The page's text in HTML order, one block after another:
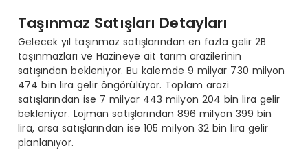
Taşınmaz Satışları Detayları
Gelecek yıl taşınmaz satışlarından en fazla gelir 2B
taşınmazları ve Hazineye ait tarım arazilerinin
satışından bekleniyor. Bu kalemde 9 milyar 730 milyon
474 bin lira gelir öngörülüyor. Toplam arazi
satışlarından ise 7 milyar 443 milyon 204 bin lira gelir
bekleniyor. Lojman satışlarından 896 milyon 399 bin
lira, arsa satışlarından ise 105 milyon 32 bin lira gelir
planlanıyor.